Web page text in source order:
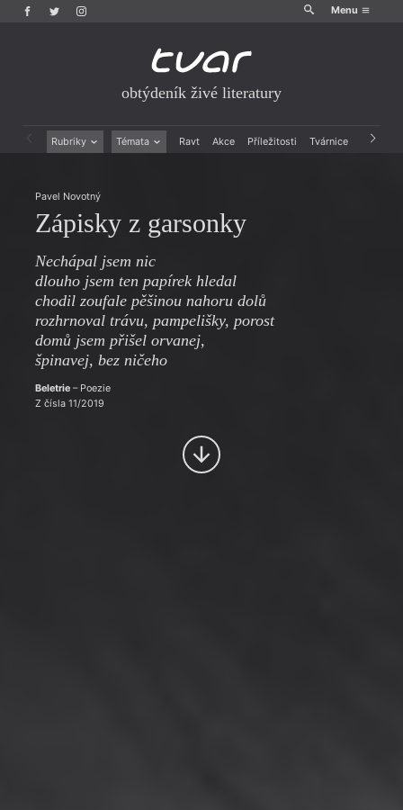
Menu
obtýdeník živé literatury
Rubriky Témata Ravt Akce Příležitosti Tvárnice Archiv
Recenze a reflexe
Rozhovory
Mauzoleum
Divadlo
Dokument
Výroční ceny
Pavel Novotný
Zápisky z garsonky
Nechápal jsem nic
dlouho jsem ten papírek hledal
chodil zoufale pěšinou nahoru dolů
rozhrnoval trávu, pampelišky, porost
domů jsem přišel orvanej,
špinavej, bez ničeho
Beletrie– Poezie
Z čísla 11/2019